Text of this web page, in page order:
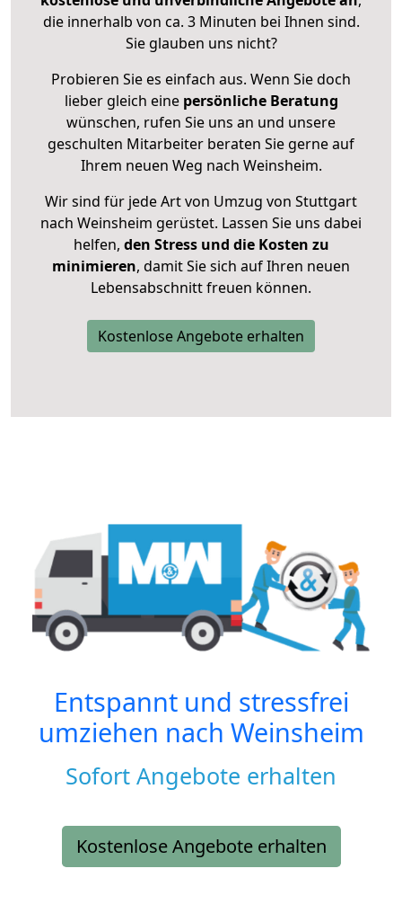
die innerhalb von ca. 3 Minuten bei Ihnen sind.
Sie glauben uns nicht?
Probieren Sie es einfach aus. Wenn Sie doch
lieber gleich eine persönliche Beratung
wünschen, rufen Sie uns an und unsere
geschulten Mitarbeiter beraten Sie gerne auf
Ihrem neuen Weg nach Weinsheim.
Wir sind für jede Art von Umzug von Stuttgart
nach Weinsheim gerüstet. Lassen Sie uns dabei
helfen, den Stress und die Kosten zu
minimieren, damit Sie sich auf Ihren neuen
Lebensabschnitt freuen können.
Kostenlose Angebote erhalten
Entspannt und stressfrei
umziehen nach Weinsheim
Sofort Angebote erhalten
Kostenlose Angebote erhalten